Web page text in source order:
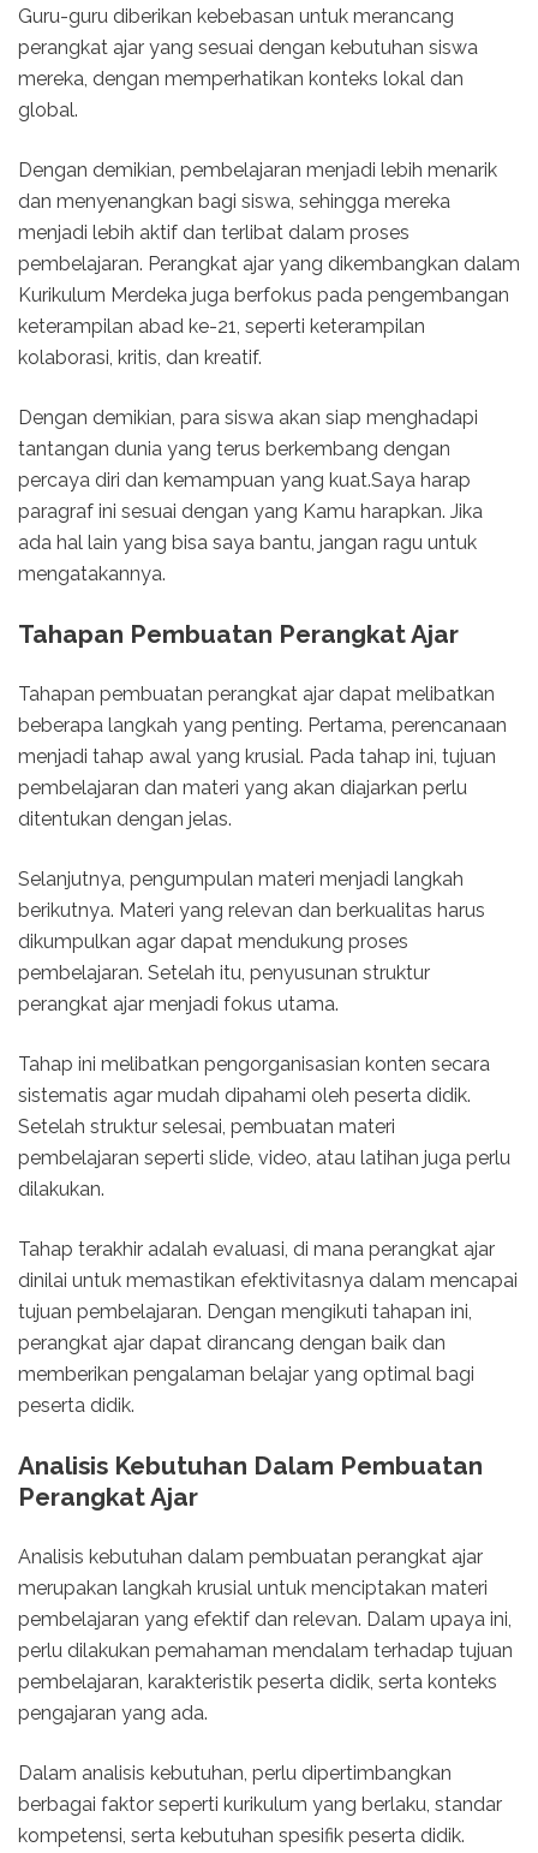
Guru-guru diberikan kebebasan untuk merancang
perangkat ajar yang sesuai dengan kebutuhan siswa
mereka, dengan memperhatikan konteks lokal dan
global.
Dengan demikian, pembelajaran menjadi lebih menarik
dan menyenangkan bagi siswa, sehingga mereka
menjadi lebih aktif dan terlibat dalam proses
pembelajaran. Perangkat ajar yang dikembangkan dalam
Kurikulum Merdeka juga berfokus pada pengembangan
keterampilan abad ke-21, seperti keterampilan
kolaborasi, kritis, dan kreatif.
Dengan demikian, para siswa akan siap menghadapi
tantangan dunia yang terus berkembang dengan
percaya diri dan kemampuan yang kuat.Saya harap
paragraf ini sesuai dengan yang Kamu harapkan. Jika
ada hal lain yang bisa saya bantu, jangan ragu untuk
mengatakannya.
Tahapan Pembuatan Perangkat Ajar
Tahapan pembuatan perangkat ajar dapat melibatkan
beberapa langkah yang penting. Pertama, perencanaan
menjadi tahap awal yang krusial. Pada tahap ini, tujuan
pembelajaran dan materi yang akan diajarkan perlu
ditentukan dengan jelas.
Selanjutnya, pengumpulan materi menjadi langkah
berikutnya. Materi yang relevan dan berkualitas harus
dikumpulkan agar dapat mendukung proses
pembelajaran. Setelah itu, penyusunan struktur
perangkat ajar menjadi fokus utama.
Tahap ini melibatkan pengorganisasian konten secara
sistematis agar mudah dipahami oleh peserta didik.
Setelah struktur selesai, pembuatan materi
pembelajaran seperti slide, video, atau latihan juga perlu
dilakukan.
Tahap terakhir adalah evaluasi, di mana perangkat ajar
dinilai untuk memastikan efektivitasnya dalam mencapai
tujuan pembelajaran. Dengan mengikuti tahapan ini,
perangkat ajar dapat dirancang dengan baik dan
memberikan pengalaman belajar yang optimal bagi
peserta didik.
Analisis Kebutuhan Dalam Pembuatan
Perangkat Ajar
Analisis kebutuhan dalam pembuatan perangkat ajar
merupakan langkah krusial untuk menciptakan materi
pembelajaran yang efektif dan relevan. Dalam upaya ini,
perlu dilakukan pemahaman mendalam terhadap tujuan
pembelajaran, karakteristik peserta didik, serta konteks
pengajaran yang ada.
Dalam analisis kebutuhan, perlu dipertimbangkan
berbagai faktor seperti kurikulum yang berlaku, standar
kompetensi, serta kebutuhan spesifik peserta didik.